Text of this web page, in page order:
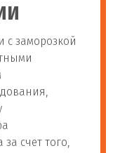
с заморозкой
счет того,